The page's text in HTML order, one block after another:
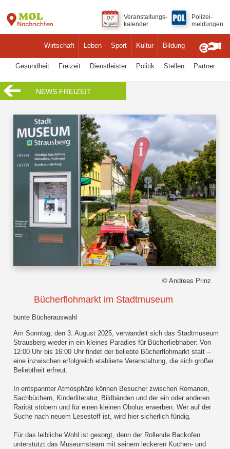
Wirtschaft Leben Sport Kultur Bildung
Veranstaltungs-
kalender
Polizei-
meldungen
Gesundheit Freizeit Dienstleister Politik Stellen Partner
NEWS FREIZEIT
© Andreas Prinz
Bücherflohmarkt im Stadtmuseum
bunte Bücherauswahl
Am Sonntag, den 3. August 2025, verwandelt sich das Stadtmuseum
Strausberg wieder in ein kleines Paradies für Bücherliebhaber: Von
12:00 Uhr bis 16:00 Uhr findet der beliebte Bücherflohmarkt statt –
eine inzwischen erfolgreich etablierte Veranstaltung, die sich großer
Beliebtheit erfreut.
In entspannter Atmosphäre können Besucher zwischen Romanen,
Sachbüchern, Kinderliteratur, Bildbänden und der ein oder anderen
Rarität stöbern und für einen kleinen Obolus erwerben. Wer auf der
Suche nach neuem Lesestoff ist, wird hier sicherlich fündig.
Für das leibliche Wohl ist gesorgt, denn der Rollende Backofen
unterstützt das Museumsteam mit seinem leckeren Kuchen- und